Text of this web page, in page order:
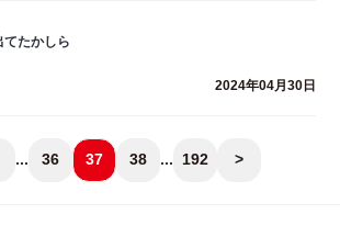
てたかしら
2024年04月30日
... 36 37 38 ... 192 >